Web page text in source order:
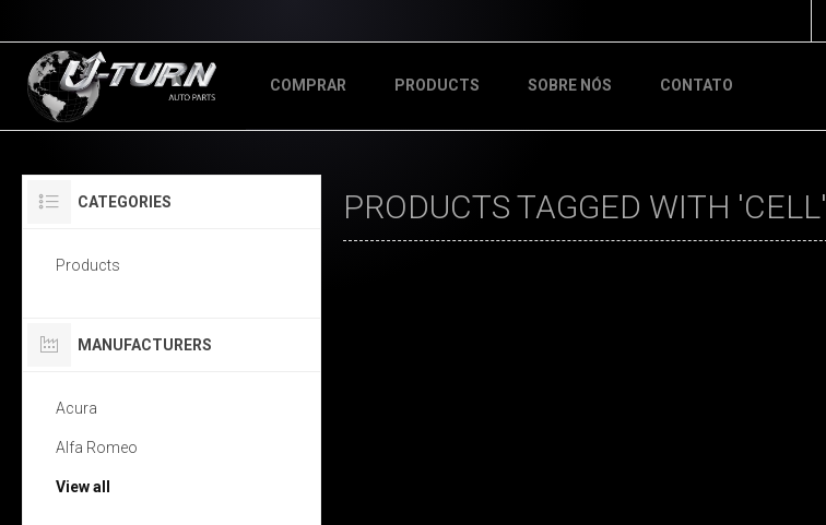
COMPRAR PRODUCTS SOBRE NÓS CONTATO
PRODUCTS TAGGED WITH 'CELL'
CATEGORIES
Products
MANUFACTURERS
Acura
Alfa Romeo
View all